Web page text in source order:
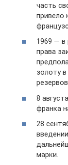
часть
привело
1969 —
права
золоту
8
франка
28
марки.